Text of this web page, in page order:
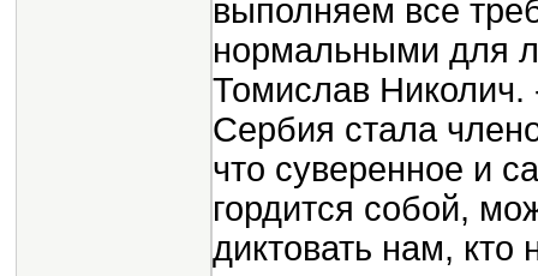
выполняем все
нормальными для
Томислав
Сербия стала
что суверенное и
гордится собой,
диктовать нам,